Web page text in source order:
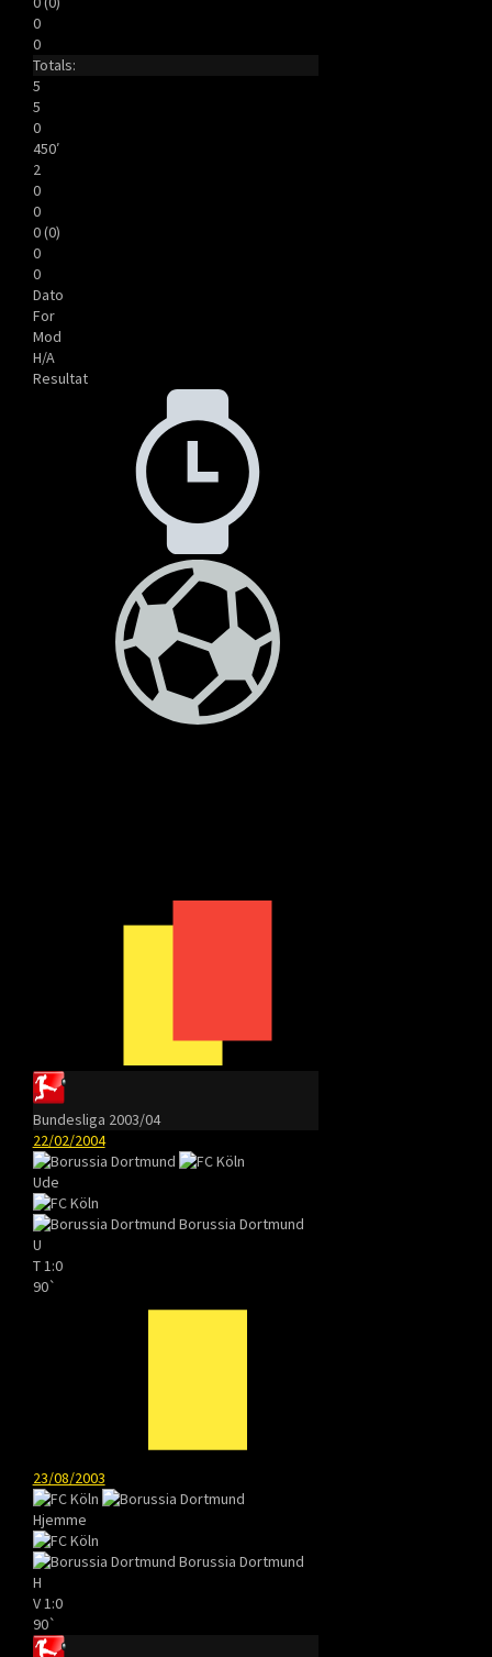
0
0
Totals:
5
5
0
450′
2
0
0
0 (0)
0
0
Dato
For
Mod
H/A
Resultat
Bundesliga 2003/04
22/02/2004
Ude
Borussia Dortmund
U
T 1:0
90`
23/08/2003
Hjemme
Borussia Dortmund
H
V 1:0
90`